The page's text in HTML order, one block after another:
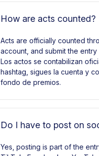
How are acts counted?
Acts are officially counted
account, and submit the
Los actos se contabilizan
hashtag, sigues la cuenta y
fondo de premios.
Do I have to post on
Yes, posting is part of the